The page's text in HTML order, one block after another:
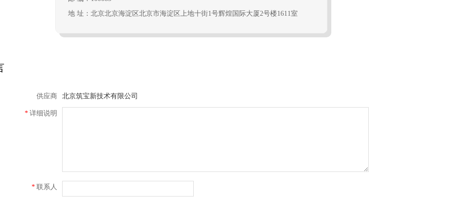
地 址：北京北京海淀区北京市海淀区上地十街1号辉煌国际大厦2号楼1611室
供应商 北京筑宝新技术有限公司
* 详细说明
* 联系人